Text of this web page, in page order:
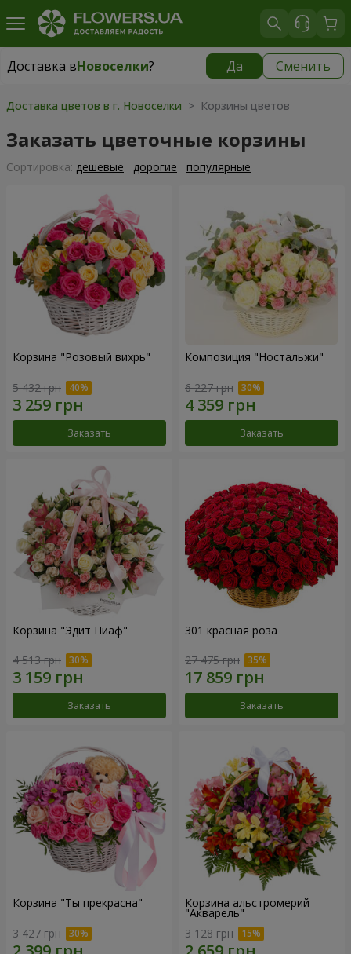
Доставка вНовоселки? Да Сменить
Доставка вНовоселки|
Доставка цветов в г. Новоселки > Корзины цветов
Заказать цветочные корзины
Cортировка: дешевые дорогие популярные
Корзина "Розовый вихрь"
5 432 грн
Заказать
Композиция "Ностальжи"
6 227 грн
Заказать
Корзина "Эдит Пиаф"
4 513 грн
Заказать
301 красная роза
27 475 грн
Заказать
Корзина "Ты прекрасна"
3 427 грн
Корзина альстромерий
"Акварель"
3 128 грн